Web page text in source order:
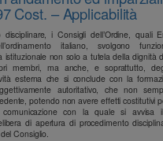
Cost. – Applicabilità
disciplinare, i Consigli dell’Ordine, quali
italiano, svolgono
istituzionale non solo a tutela della dignità
membri, ma anche, e soprattutto,
esterna che si conclude con la
autoritativo, che non
potendo non avere effetti costitutivi
con la quale si avvisa il
di apertura di procedimento
Consiglio.